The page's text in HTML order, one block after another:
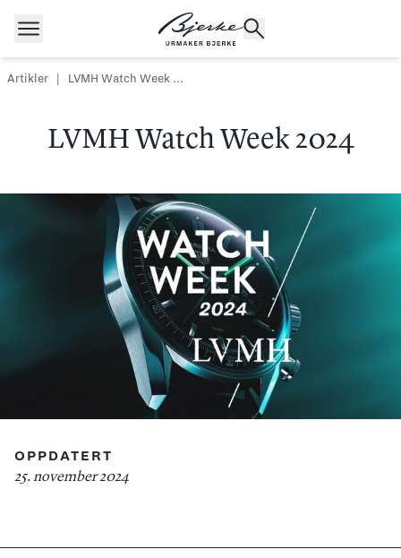
Hopp til innhold
POPULÆRE SØK
Speedmaster Breitling Tag Heuer
Artikler LVMH Watch Week ...
LVMH Watch Week 2024
OPPDATERT
25. november 2024